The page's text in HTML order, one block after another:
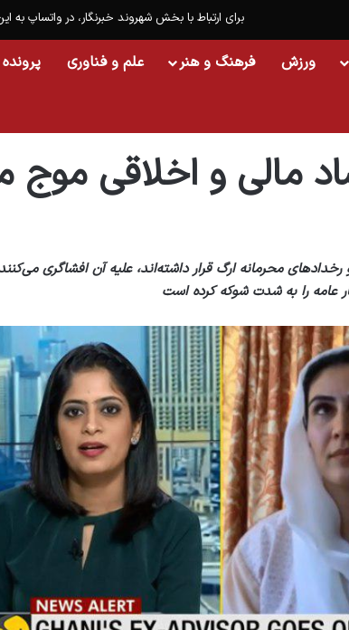
برای ارتباط با بخش شهروند خبرنگار، در واتساپ به این شماره
ورزش فرهنگ و هنر علم و فناوری
مالی و اخلاقی موج
محرمانه ارگ قرار داشته‌اند، علیه آن افشاگری
عامه را به شدت شوکه کرده است